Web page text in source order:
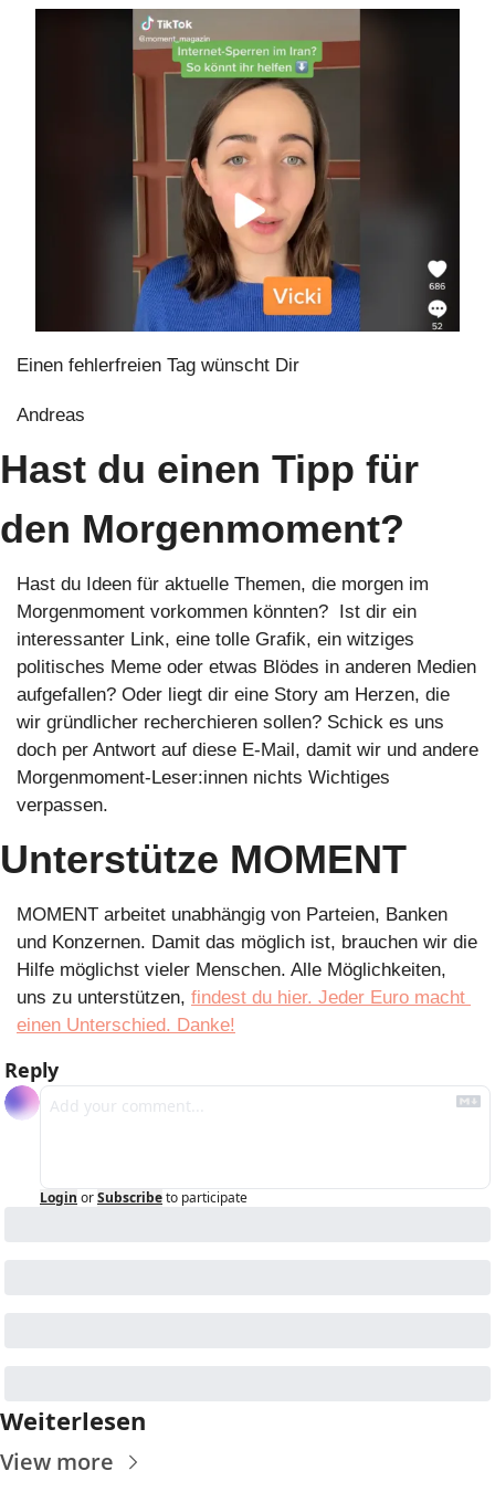
Einen fehlerfreien Tag wünscht Dir
Andreas
Hast du einen Tipp für
den Morgenmoment?
Hast du Ideen für aktuelle Themen, die morgen im
Morgenmoment vorkommen könnten?  Ist dir ein
interessanter Link, eine tolle Grafik, ein witziges
politisches Meme oder etwas Blödes in anderen Medien
aufgefallen? Oder liegt dir eine Story am Herzen, die
wir gründlicher recherchieren sollen? Schick es uns
doch per Antwort auf diese E-Mail, damit wir und andere
Morgenmoment-Leser:innen nichts Wichtiges
verpassen.
Unterstütze MOMENT
MOMENT arbeitet unabhängig von Parteien, Banken
und Konzernen. Damit das möglich ist, brauchen wir die
Hilfe möglichst vieler Menschen. Alle Möglichkeiten,
uns zu unterstützen, findest du hier. Jeder Euro macht
einen Unterschied. Danke!
Reply
Login orSubscribeto participate
Weiterlesen
View more